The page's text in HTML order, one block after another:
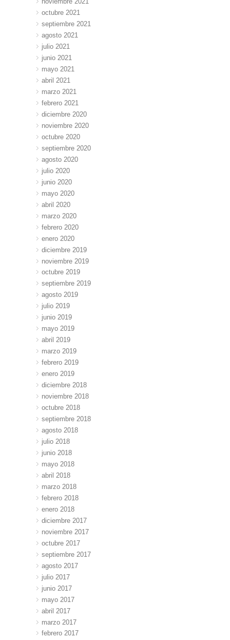
octubre 2021
septiembre 2021
agosto 2021
julio 2021
junio 2021
mayo 2021
abril 2021
marzo 2021
febrero 2021
diciembre 2020
noviembre 2020
octubre 2020
septiembre 2020
agosto 2020
julio 2020
junio 2020
mayo 2020
abril 2020
marzo 2020
febrero 2020
enero 2020
diciembre 2019
noviembre 2019
octubre 2019
septiembre 2019
agosto 2019
julio 2019
junio 2019
mayo 2019
abril 2019
marzo 2019
febrero 2019
enero 2019
diciembre 2018
noviembre 2018
octubre 2018
septiembre 2018
agosto 2018
julio 2018
junio 2018
mayo 2018
abril 2018
marzo 2018
febrero 2018
enero 2018
diciembre 2017
noviembre 2017
octubre 2017
septiembre 2017
agosto 2017
julio 2017
junio 2017
mayo 2017
abril 2017
marzo 2017
febrero 2017